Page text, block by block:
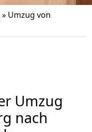
» Umzug von
Umzug
nach